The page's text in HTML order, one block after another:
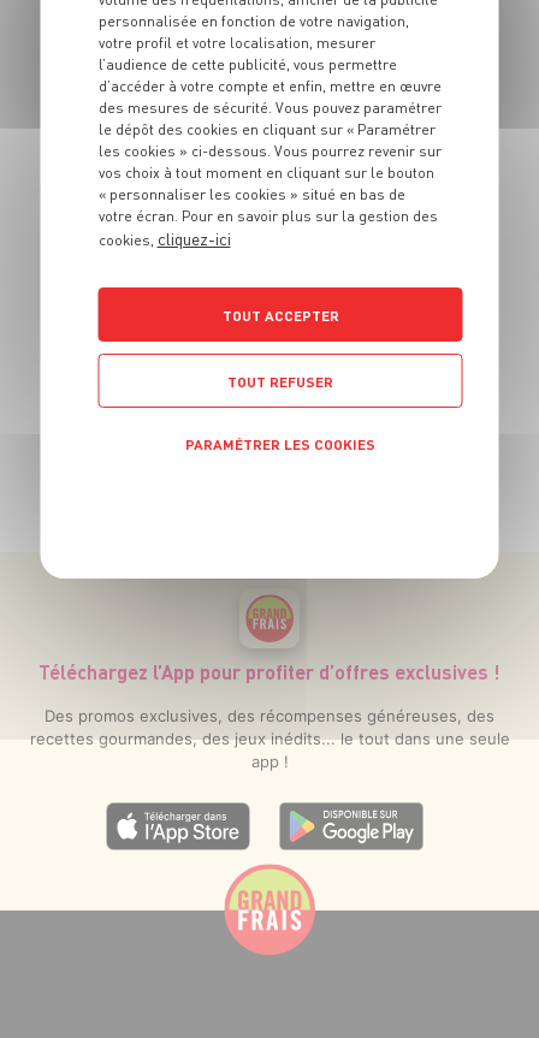
ratatouille
4 pers. 10min 15min
PLAT
Nouilles chinoises,
gambas et
champignons noirs
6 pers. 15 min 15 min
TOUTES NOS RECETTES
Téléchargez l’App pour profiter d’offres exclusives !
Des promos exclusives, des récompenses généreuses, des
recettes gourmandes, des jeux inédits... le tout dans une seule
app !
personnalisée en fonction de votre navigation,
votre profil et votre localisation, mesurer
l’audience de cette publicité, vous permettre
d’accéder à votre compte et enfin, mettre en œuvre
des mesures de sécurité. Vous pouvez paramétrer
le dépôt des cookies en cliquant sur « Paramétrer
les cookies » ci-dessous. Vous pourrez revenir sur
vos choix à tout moment en cliquant sur le bouton
« personnaliser les cookies » situé en bas de
votre écran. Pour en savoir plus sur la gestion des
cookies, cliquez-ici
TOUT ACCEPTER
TOUT REFUSER
PARAMÉTRER LES COOKIES